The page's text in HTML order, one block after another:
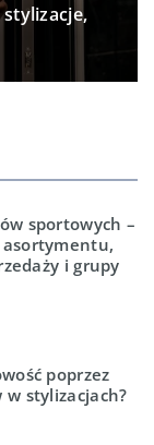
sportowych –
asortymentu,
i grupy
poprzez
stylizacjach?